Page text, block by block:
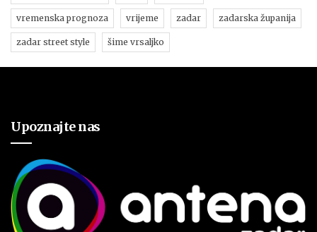
vremenska prognoza vrijeme zadar zadarska županija
zadar street style šime vrsaljko
Upoznajte nas